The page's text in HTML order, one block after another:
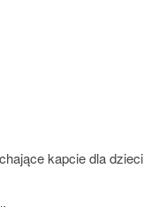
kapcie dla dzieci